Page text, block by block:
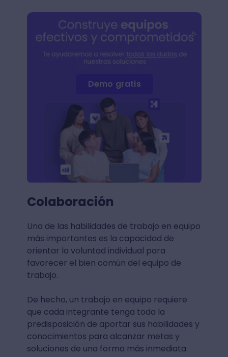
Demo gratis
Colaboración
Una de las habilidades de trabajo en equipo
más importantes es la capacidad de
orientar la voluntad individual para
favorecer el bien común del equipo de
trabajo.
De hecho, un trabajo en equipo requiere
que cada integrante tenga toda la
predisposición de aportar sus habilidades y
conocimientos para alcanzar metas y
soluciones de una forma más inmediata.